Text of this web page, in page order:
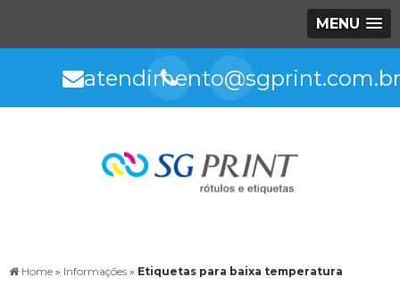
MENU
atendimento@sgprint.com.br
Home » Informações » Etiquetas para baixa temperatura